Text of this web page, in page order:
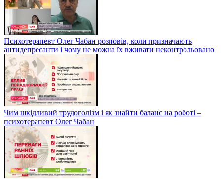
Психотерапевт Олег Чабан розповів, коли призначають
антидепресанти і чому не можна їх вживати неконтрольовано
Чим шкідливий трудоголізм і як знайти баланс на роботі –
психотерапевт Олег Чабан